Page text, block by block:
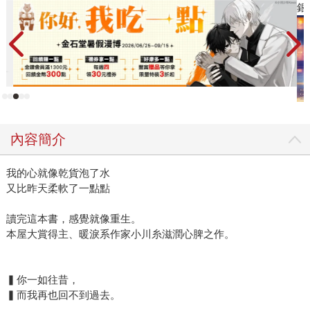
銀
內容簡介
我的心就像乾貨泡了水
又比昨天柔軟了一點點
讀完這本書，感覺就像重生。
本屋大賞得主、暖淚系作家小川糸滋潤心脾之作。
▍你一如往昔，
▍而我再也回不到過去。